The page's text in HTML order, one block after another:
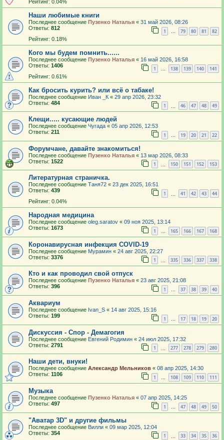
Рейтинг: 0.04%
Наши любимые книги
Последнее сообщение Пузенко Наталья « 31 май 2026, 08:26
Ответы: 812 1 … 79 80 81 82
Рейтинг: 0.18%
Кого мы будем помнить......
Последнее сообщение Пузенко Наталья « 16 май 2026, 16:58
Ответы: 1406 1 138 139 140 141
Рейтинг: 0.61%
Как бросить курить? или всё о табаке!
Последнее сообщение Иван _К « 29 апр 2026, 23:32
Ответы: 484 1 46 47 48 49
Клещи..... кусающие людей
Последнее сообщение Чугада « 05 апр 2026, 12:53
Ответы: 211 1 … 19 20 21 22
Форумчане, давайте знакомиться!
Последнее сообщение Пузенко Наталья « 13 мар 2026, 08:33
Ответы: 1522 1 150 151 152 153
Литературная страничка.
Последнее сообщение Таня72 « 23 дек 2025, 16:51
Ответы: 439 1 41 42 43 44
Рейтинг: 0.04%
Народная медицина
Последнее сообщение oleg.saratov « 09 ноя 2025, 13:14
Ответы: 1673 1 … 165 166 167 168
Коронавирусная инфекция COVID-19
Последнее сообщение Мурамин « 24 авг 2025, 22:27
Ответы: 3376 1 335 336 337 338
Кто и как проводил свой отпуск
Последнее сообщение Пузенко Наталья « 23 авг 2025, 21:08
Ответы: 396 1 … 37 38 39 40
Аквариум
Последнее сообщение Ivan_S « 14 авг 2025, 15:16
Ответы: 199 1 … 17 18 19 20
Дискуссия - Спор - Демагогия
Последнее сообщение Евгений Родимин « 24 июл 2025, 17:32
Ответы: 2791 1 277 278 279 280
Наши дети, внуки!
Последнее сообщение Александр Мельников « 08 апр 2025, 14:30
Ответы: 1106 1 … 108 109 110 111
Музыка
Последнее сообщение Пузенко Наталья « 07 апр 2025, 14:25
Ответы: 497 1 … 47 48 49 50
"Аватар 3D" и другие фильмы
Последнее сообщение Вилли « 09 мар 2025, 12:04
Ответы: 354 1 33 34 35 36